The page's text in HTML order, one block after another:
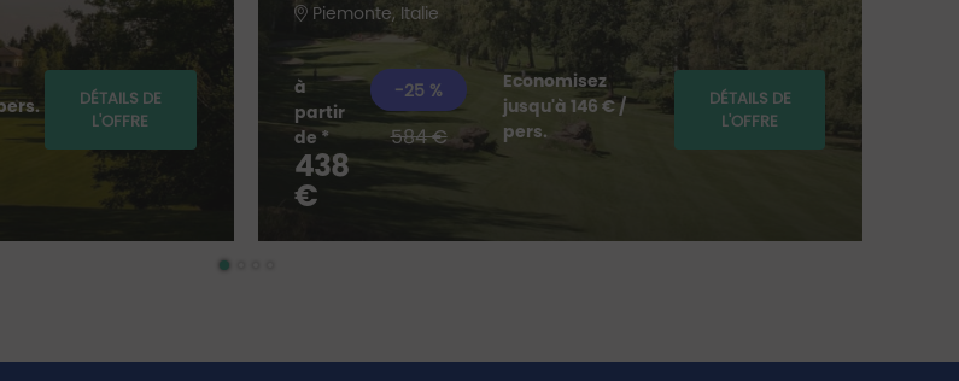
DÉTAILS DE
L'OFFRE
Piemonte, Italie
à
partir
de *
438
€
-25 %
584 €
Economisez
jusqu'à 146 € /
pers.
DÉTAILS DE
L'OFFRE